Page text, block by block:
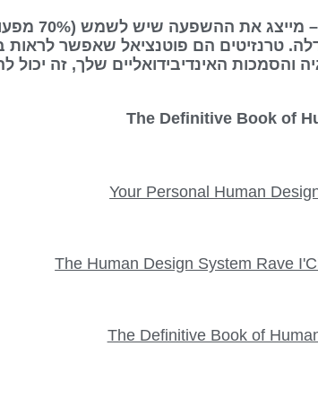
– מייצג את
טרנזיטים הם פוטנציאל שאפשר לראות
האינדיבידואליים שלך, זה יכול
Your Personal Human
The Human Design System Rave
The Definitive Book of